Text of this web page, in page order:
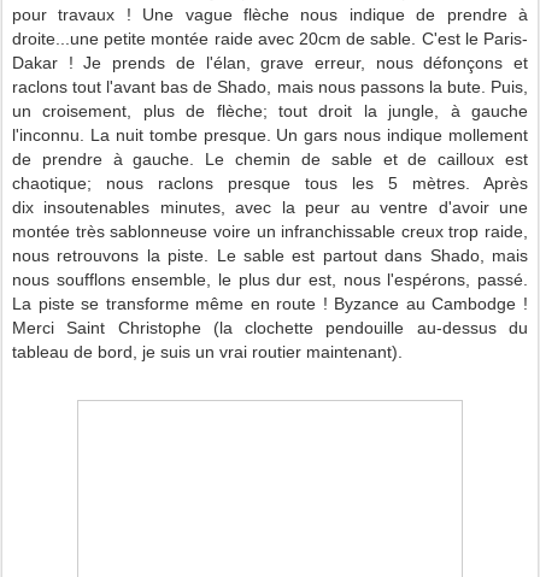
pour travaux ! Une vague flèche nous indique de prendre à
droite...une petite montée raide avec 20cm de sable. C'est le Paris-
Dakar ! Je prends de l'élan, grave erreur, nous défonçons et
raclons tout l'avant bas de Shado, mais nous passons la bute. Puis,
un croisement, plus de flèche; tout droit la jungle, à gauche
l'inconnu. La nuit tombe presque. Un gars nous indique mollement
de prendre à gauche. Le chemin de sable et de cailloux est
chaotique; nous raclons presque tous les 5 mètres. Après
dix insoutenables minutes, avec la peur au ventre d'avoir une
montée très sablonneuse voire un infranchissable creux trop raide,
nous retrouvons la piste. Le sable est partout dans Shado, mais
nous soufflons ensemble, le plus dur est, nous l'espérons, passé.
La piste se transforme même en route ! Byzance au Cambodge !
Merci Saint Christophe (la clochette pendouille au-dessus du
tableau de bord, je suis un vrai routier maintenant).